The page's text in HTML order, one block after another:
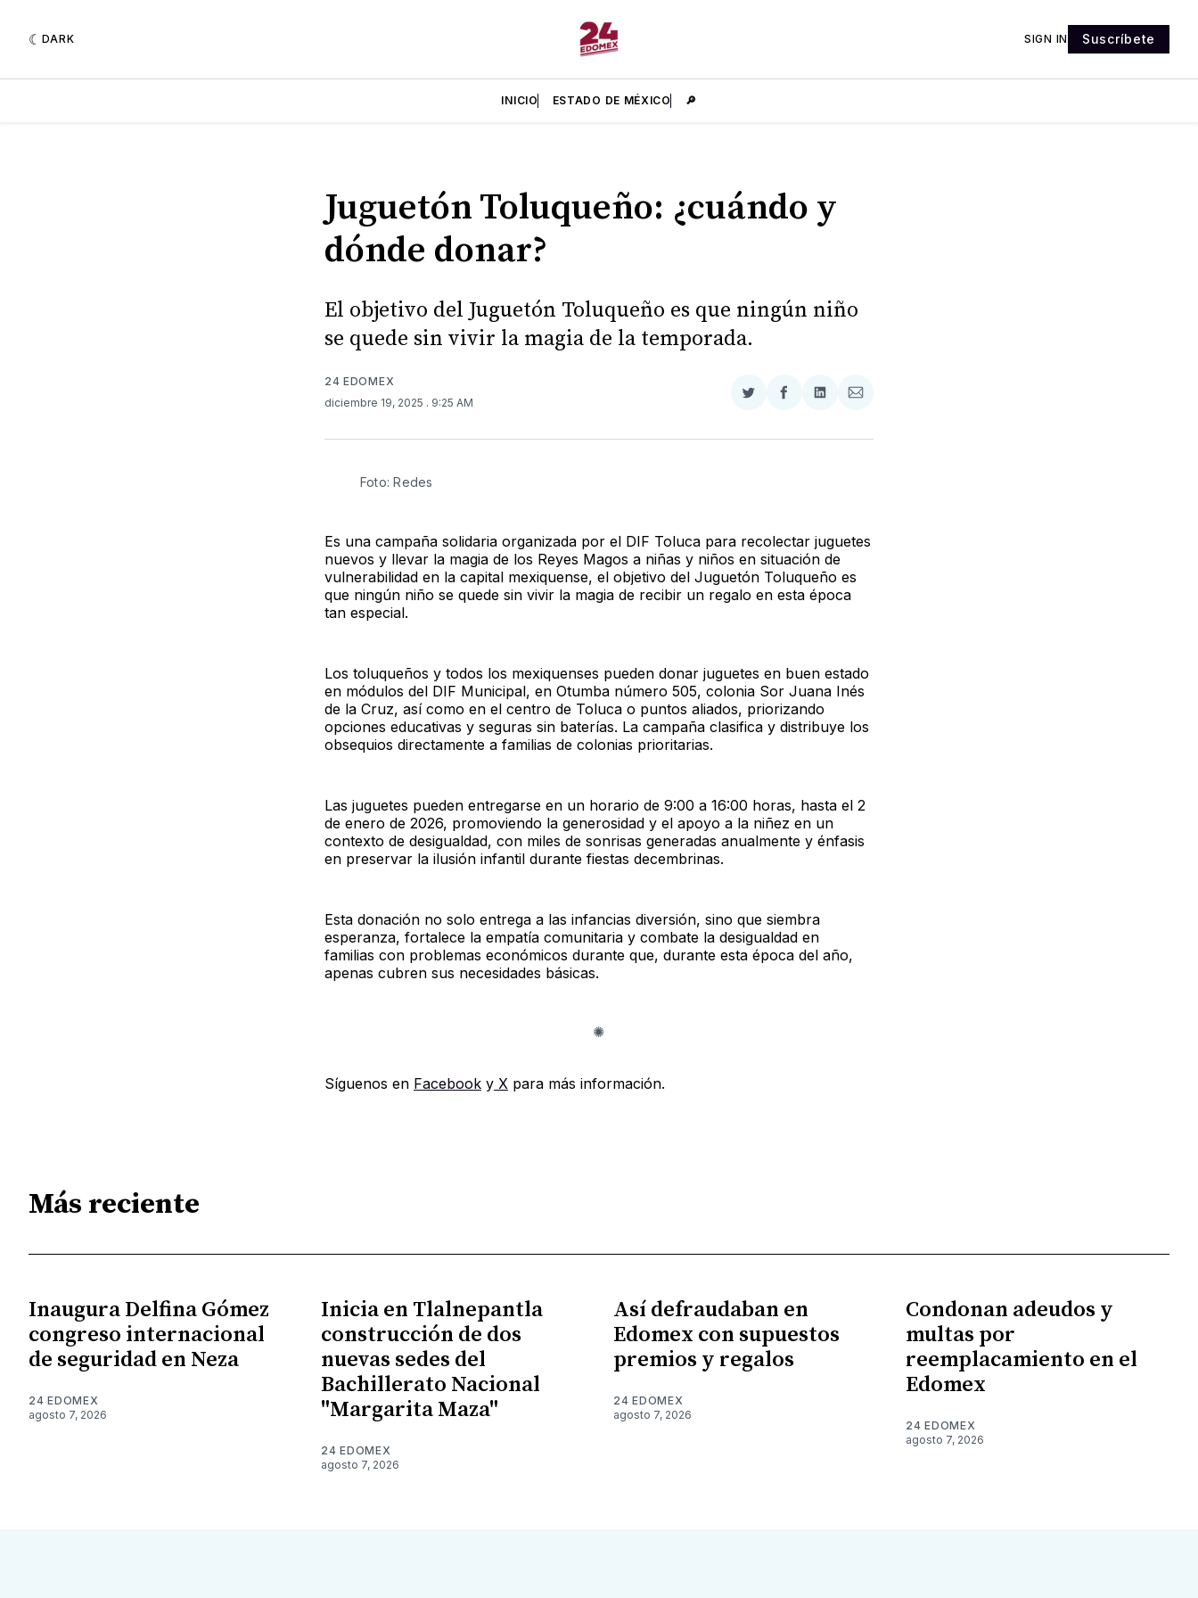
DARK SIGN IN Suscríbete
INICIO ESTADO DE MÉXICO 🔎
Juguetón Toluqueño: ¿cuándo y
dónde donar?
El objetivo del Juguetón Toluqueño es que ningún niño
se quede sin vivir la magia de la temporada.
24 EDOMEX
diciembre 19, 2025 . 9:25 AM
Compartir
Twitter
Compartir
Facebook
Compartir
LinkedIn
Compartir
Email
Foto: Redes
Es una campaña solidaria organizada por el DIF Toluca para recolectar juguetes
nuevos y llevar la magia de los Reyes Magos a niñas y niños en situación de
vulnerabilidad en la capital mexiquense, el objetivo del Juguetón Toluqueño es
que ningún niño se quede sin vivir la magia de recibir un regalo en esta época
tan especial.
Los toluqueños y todos los mexiquenses pueden donar juguetes en buen estado
en módulos del DIF Municipal, en Otumba número 505, colonia Sor Juana Inés
de la Cruz, así como en el centro de Toluca o puntos aliados, priorizando
opciones educativas y seguras sin baterías. La campaña clasifica y distribuye los
obsequios directamente a familias de colonias prioritarias.
Las juguetes pueden entregarse en un horario de 9:00 a 16:00 horas, hasta el 2
de enero de 2026, promoviendo la generosidad y el apoyo a la niñez en un
contexto de desigualdad, con miles de sonrisas generadas anualmente y énfasis
en preservar la ilusión infantil durante fiestas decembrinas.
Esta donación no solo entrega a las infancias diversión, sino que siembra
esperanza, fortalece la empatía comunitaria y combate la desigualdad en
familias con problemas económicos durante que, durante esta época del año,
apenas cubren sus necesidades básicas.
Síguenos en FacebookyX para más información.
Más reciente
Inaugura Delfina Gómez
congreso internacional
de seguridad en Neza
24 EDOMEX
agosto 7, 2026
Inicia en Tlalnepantla
construcción de dos
nuevas sedes del
Bachillerato Nacional
"Margarita Maza"
24 EDOMEX
agosto 7, 2026
Así defraudaban en
Edomex con supuestos
premios y regalos
24 EDOMEX
agosto 7, 2026
Condonan adeudos y
multas por
reemplacamiento en el
Edomex
24 EDOMEX
agosto 7, 2026